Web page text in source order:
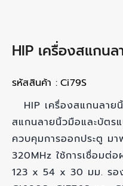
HIP เครื่องสแกน
รหัสสินค้า : Ci79S
HIP เครื่องสแกนลา
สแกนลายนิ้วมือและบัตร
ควบคุมการออกประตู มา
320MHz ใช้การเชื่อมต่
123 x 54 x 30 มม. รอ